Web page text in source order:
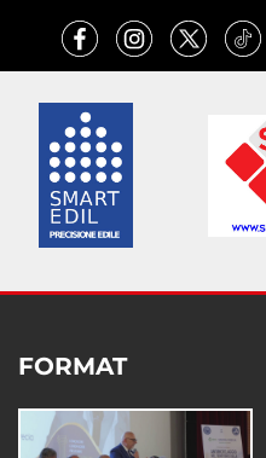
FORMAT